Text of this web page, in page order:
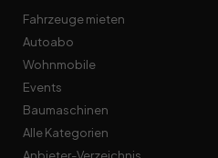
Fahrzeuge mieten
Autoabo
Wohnmobile
Events
Baumaschinen
Alle Kategorien